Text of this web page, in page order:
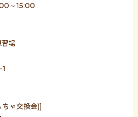
～15:00
場
ゃ交換会)]